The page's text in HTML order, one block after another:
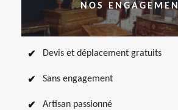
NOS
Devis et déplacement gratuits
Sans engagement
Artisan passionné